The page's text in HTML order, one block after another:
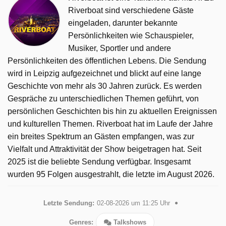
Riverboat sind verschiedene Gäste
eingeladen, darunter bekannte
Persönlichkeiten wie Schauspieler,
Musiker, Sportler und andere
Persönlichkeiten des öffentlichen Lebens. Die Sendung
wird in Leipzig aufgezeichnet und blickt auf eine lange
Geschichte von mehr als 30 Jahren zurück. Es werden
Gespräche zu unterschiedlichen Themen geführt, von
persönlichen Geschichten bis hin zu aktuellen Ereignissen
und kulturellen Themen. Riverboat hat im Laufe der Jahre
ein breites Spektrum an Gästen empfangen, was zur
Vielfalt und Attraktivität der Show beigetragen hat. Seit
2025 ist die beliebte Sendung verfügbar. Insgesamt
wurden 95 Folgen ausgestrahlt, die letzte im August 2026.
Letzte Sendung: 02-08-2026 um 11:25 Uhr
Genres: Talkshows